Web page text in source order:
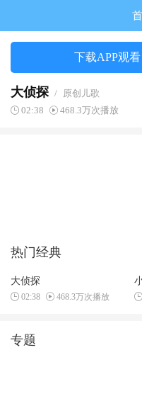
下载APP观
大侦探 / 原创儿歌
02:38
468.3万次播放
热门经典
大侦探
02:38 468.3万次播放
专题